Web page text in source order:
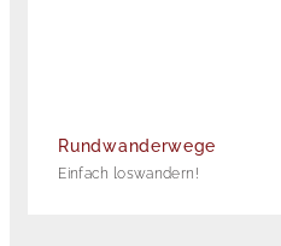
Rundwanderwege
Einfach loswandern!